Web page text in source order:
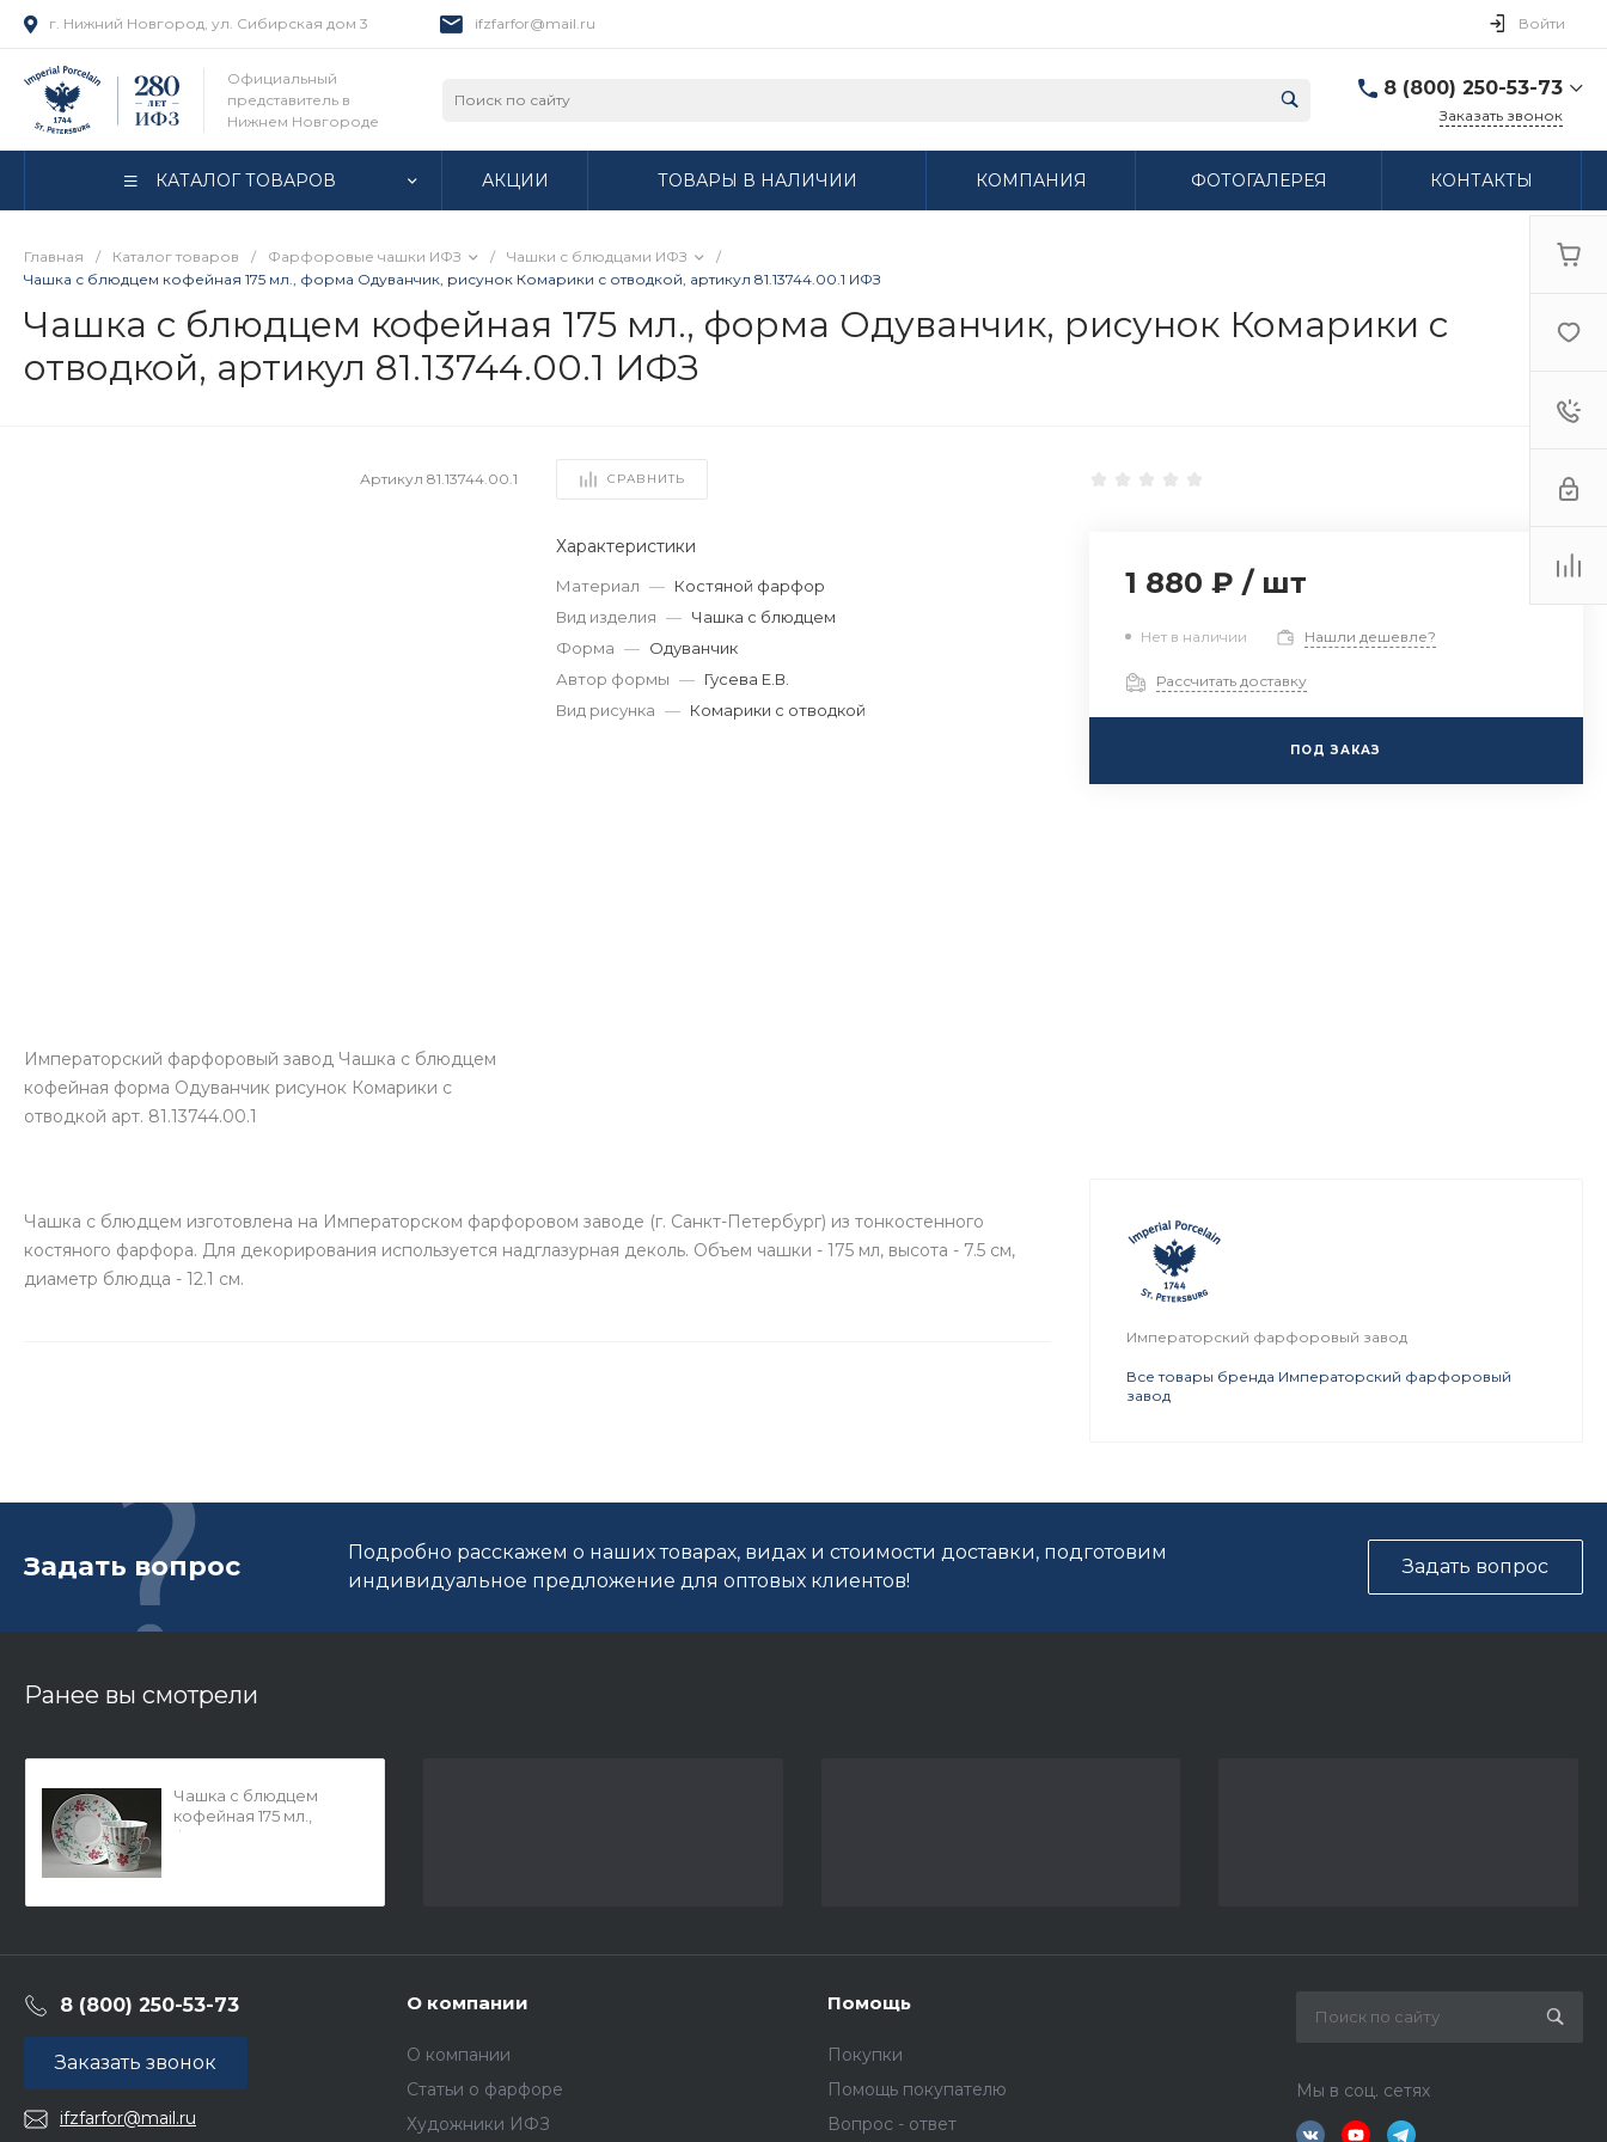
г. Нижний Новгород, ул. Сибирская дом 3 ifzfarfor@mail.ru Войти
Официальный
представитель в
Нижнем Новгороде
8 (800) 250-53-73
г. Нижний Новгород,
Заказать звонок
КАТАЛОГ ТОВАРОВ АКЦИИ ТОВАРЫ В НАЛИЧИИ КОМПАНИЯ ФОТОГАЛЕРЕЯ КОНТАКТЫ
Главная / Каталог товаров / Фарфоровые чашки ИФЗ / Чашки с блюдцами ИФЗ
/
Чашка с блюдцем кофейная 175 мл., форма Одуванчик, рисунок Комарики с отводкой, артикул 81.13744.00.1 ИФЗ
Чашка с блюдцем кофейная 175 мл., форма Одуванчик, рисунок Комарики с
отводкой, артикул 81.13744.00.1 ИФЗ
Артикул81.13744.00.1 СРАВНИТЬ
Императорский фарфоровый завод Чашка с блюдцем
кофейная форма Одуванчик рисунок Комарики с
отводкой арт. 81.13744.00.1
Характеристики
Материал — Костяной фарфор
Вид изделия — Чашка с блюдцем
Форма — Одуванчик
Автор формы — Гусева Е.В.
Вид рисунка — Комарики с отводкой
1 880 ₽ / шт
Нет в наличии Нашли дешевле?
Рассчитать доставку
ПОД ЗАКАЗ
Чашка с блюдцем изготовлена на Императорском фарфоровом заводе (г. Санкт-Петербург) из тонкостенного
костяного фарфора. Для декорирования используется надглазурная деколь. Объем чашки - 175 мл, высота - 7.5 см,
диаметр блюдца - 12.1 см.
Императорский фарфоровый завод
Все товары бренда Императорский фарфоровый
завод
Задать вопрос
Подробно расскажем о наших товарах, видах и стоимости доставки, подготовим
индивидуальное предложение для оптовых клиентов!
Задать вопрос
Ранее вы смотрели
Чашка с блюдцем
кофейная 175 мл.,
форма Одуванчик,
8 (800) 250-53-73
Заказать звонок
ifzfarfor@mail.ru
О компании
О компании
Статьи о фарфоре
Художники ИФЗ
Помощь
Покупки
Помощь покупателю
Вопрос - ответ
Мы в соц. сетях